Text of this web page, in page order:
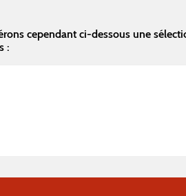
cependant ci-dessous une
: